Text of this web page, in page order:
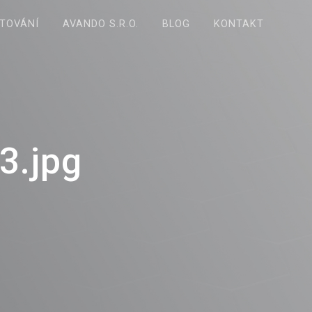
AVANDO S.R.O. BLOG KONTAKT